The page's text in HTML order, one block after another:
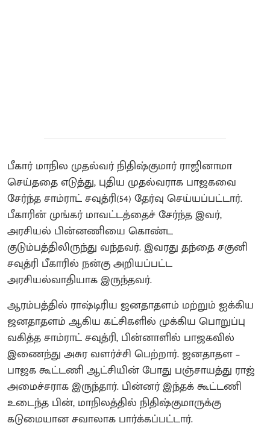
பீகார் மாநில முதல்வர் நிதிஷ்குமார் ராஜினாமா
செய்ததை எடுத்து, புதிய முதல்வராக பாஜகவை
சேர்ந்த சாம்ராட் சவுத்ரி(54) தேர்வு செய்யப்பட்டார்.
பீகாரின் முங்கர் மாவட்டத்தைச் சேர்ந்த இவர்,
அரசியல் பின்னணியை கொண்ட
குடும்பத்திலிருந்து வந்தவர். இவரது தந்தை சகுனி
சவுத்ரி பீகாரில் நன்கு அறியப்பட்ட
அரசியல்வாதியாக இருந்தவர்.
ஆரம்பத்தில் ராஷ்டிரிய ஜனதாதளம் மற்றும் ஐக்கிய
ஜனதாதளம் ஆகிய கட்சிகளில் முக்கிய பொறுப்பு
வகித்த சாம்ராட் சவுத்ரி, பின்னாளில் பாஜகவில்
இணைந்து அசுர வளர்ச்சி பெற்றார். ஜனதாதள –
பாஜக கூட்டணி ஆட்சியின் போது பஞ்சாயத்து ராஜ்
அமைச்சராக இருந்தார். பின்னர் இந்தக் கூட்டணி
உடைந்த பின், மாநிலத்தில் நிதிஷ்குமாருக்கு
கடுமையான சவாலாக பார்க்கப்பட்டார்.